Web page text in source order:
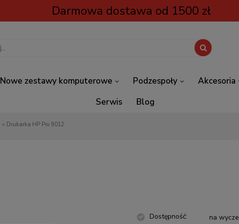
Darmowa dostawa od 1500 zł
Nowe zestawy komputerowe Podzespoły Akcesoria
Serwis
Blog
» Drukarka HP Pro 9012
Dostępność:
na